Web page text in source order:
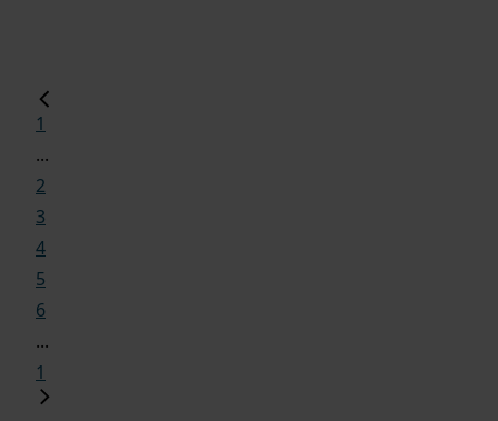
1
...
2
3
4
5
6
...
1